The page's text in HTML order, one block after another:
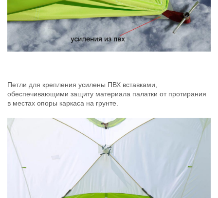
Петли для крепления усилены ПВХ вставками,
обеспечивающими защиту материала палатки от протирания
в местах опоры каркаса на грунте.